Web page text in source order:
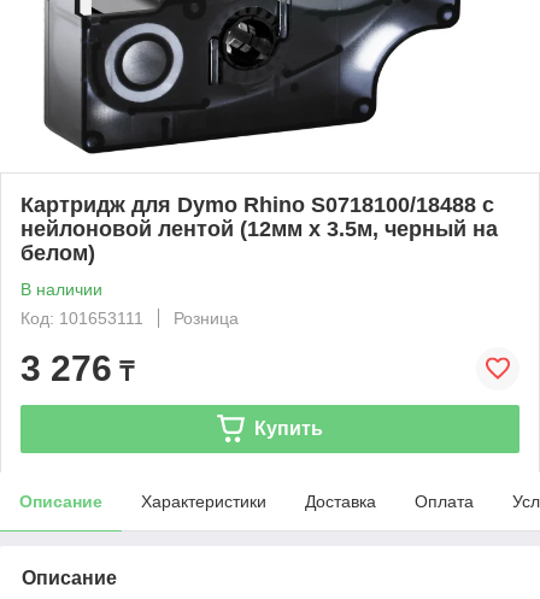
Картридж для Dymo Rhino S0718100/18488 с
нейлоновой лентой (12мм х 3.5м, черный на
белом)
В наличии
Код: 101653111
Розница
3 276 ₸
Купить
Описание Характеристики Доставка Оплата
Описание